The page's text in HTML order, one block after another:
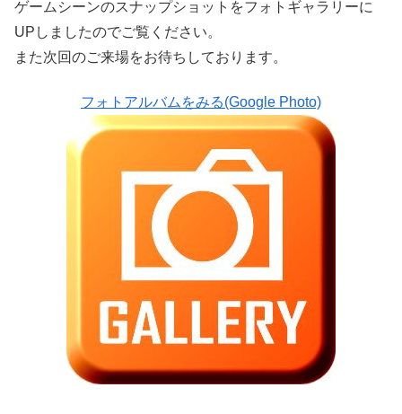
ゲームシーンのスナップショットをフォトギャラリーに
UPしましたのでご覧ください。
また次回のご来場をお待ちしております。
フォトアルバムをみる(Google Photo)